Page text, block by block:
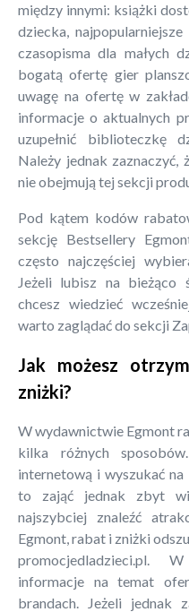
między innymi: książki
dziecka,
czasopisma dla małych
bogatą ofertę gier
uwagę na ofertę w
informacje o aktualnych
uzupełnić biblioteczkę
Należy jednak zaznaczyć,
nie obejmują tej sekcji
Pod kątem kodów
sekcję Bestsellery
często najczęściej
Jeżeli lubisz na bieżąco
chcesz wiedzieć
warto zaglądać do sekcji
Jak możesz
zniżki?
W wydawnictwie Egmont
kilka różnych
internetową i wyszukać
to zająć jednak zbyt
najszybciej znaleźć
Egmont, rabat i zniżki
promocjedladzieci.pl.
informacje na temat
brandach. Jeżeli jednak